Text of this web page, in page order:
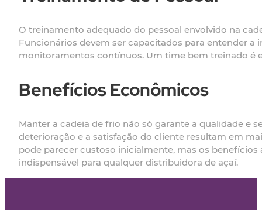
O treinamento adequado do pessoal envolvido na
Funcionários devem ser capacitados para entender
monitoramentos contínuos. Um time bem treinado é
Benefícios Econômicos
Manter a cadeia de frio não só garante a qualidade e
deterioração e a satisfação do cliente resultam em
pode parecer custoso inicialmente, mas os
indispensável para qualquer distribuidora de açaí.